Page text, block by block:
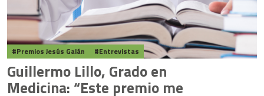
Premios Jesús Galán Entrevistas
Guillermo Lillo, Grado en
Medicina: “Este premio me